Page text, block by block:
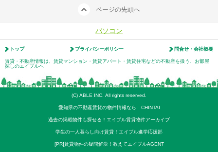
ページの先頭へ
パソコン
トップ プライバシーポリシー 問合せ・会社概要
賃貸・不動産情報は、賃貸マンション・賃貸アパート・賃貸住宅などの不動産を扱う、お部屋
探しのエイブルへ
(C) ABLE INC. All rights reserved.
愛知県の不動産賃貸の物件情報なら CHINTAI
過去の掲載物件も探せる！エイブル賃貸物件アーカイブ
学生の一人暮らし向け賃貸！エイブル進学応援部
[PR]賃貸物件の疑問解決！教えてエイブルAGENT